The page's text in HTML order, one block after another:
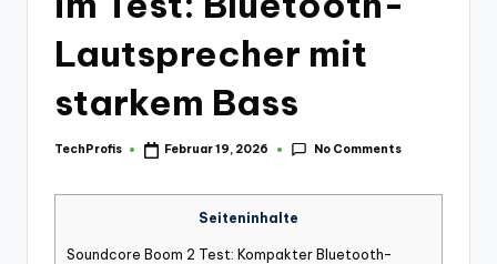
Lautsprecher mit
starkem Bass
Posted
TechProfis Februar 19, 2026 No Comments
Seiteninhalte
Soundcore Boom 2 Test: Kompakter Bluetooth-